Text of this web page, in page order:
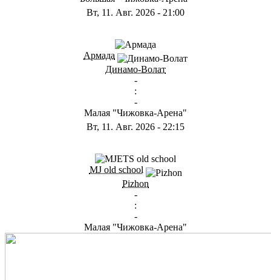
Вт, 11. Авг. 2026 - 21:00
Армада
Динамо-Волат
-
:
-
Малая "Чижовка-Арена"
Вт, 11. Авг. 2026 - 22:15
MJ old school
Pizhon
-
:
-
Малая "Чижовка-Арена"